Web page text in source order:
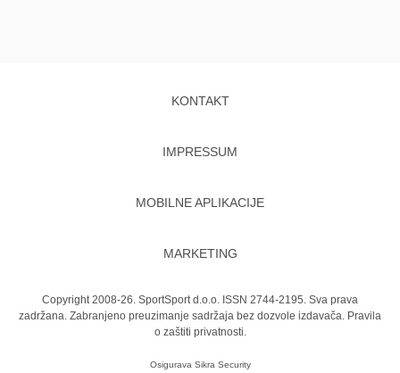
KONTAKT
IMPRESSUM
MOBILNE APLIKACIJE
MARKETING
Copyright 2008-26. SportSport d.o.o. ISSN 2744-2195. Sva prava
zadržana. Zabranjeno preuzimanje sadržaja bez dozvole izdavača. Pravila
o zaštiti privatnosti.
Osigurava Sikra Security